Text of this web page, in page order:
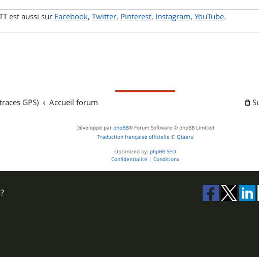
est aussi sur Facebook,Twitter, Pinterest, Instagram,YouTube.
GPS) Accueil forum
Développé par phpBB® Forum Software © phpBB Limited
Traduction française officielle © Qiaeru
Optimized by: phpBB SEO
Confidentialité | Conditions